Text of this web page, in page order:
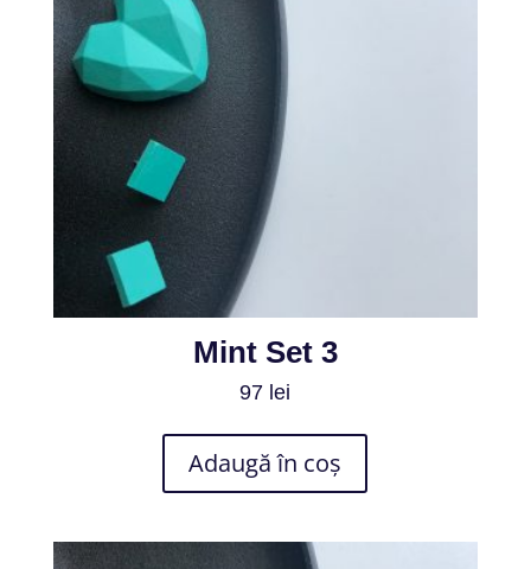
Mint Set 3
97 lei
Adaugă în coș